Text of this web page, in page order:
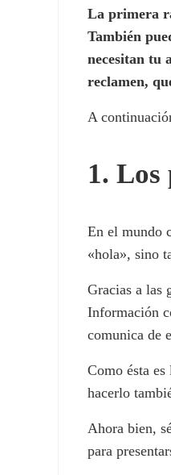
La primera
También
necesitan tu
reclamen,
A
1. Los
En el mundo
«hola», sino
Gracias a las
Información
comunica de
Como ésta
hacerlo
Ahora bien,
para